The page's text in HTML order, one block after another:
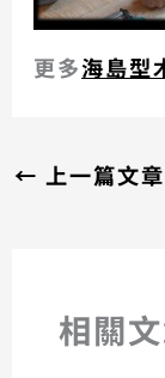
更多海島型
← 上一篇文章
相關